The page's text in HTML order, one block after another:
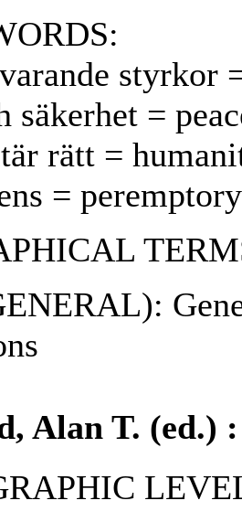
styrkor
säkerhet =
rätt =
=
Alan T. (ed.)